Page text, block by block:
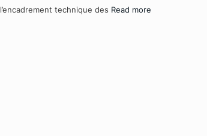
l’encadrement technique des Read more